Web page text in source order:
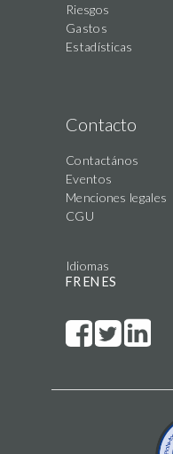
Riesgos
Gastos
Estadísticas
Contacto
Contactános
Eventos
Menciones legales
CGU
Idiomas
FR EN ES